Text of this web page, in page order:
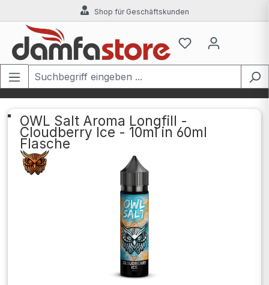
Zum Hauptinhalt springenShop für Geschäftskunden
OWL Salt Aroma Longfill -
Cloudberry Ice - 10ml in 60ml
Flasche
Bildergalerie überspringen